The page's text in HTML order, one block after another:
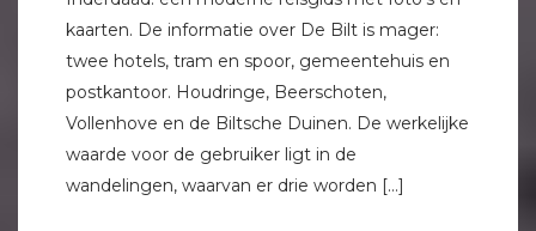
kaarten. De informatie over De Bilt is mager:
twee hotels, tram en spoor, gemeentehuis en
postkantoor. Houdringe, Beerschoten,
Vollenhove en de Biltsche Duinen. De werkelijke
waarde voor de gebruiker ligt in de
wandelingen, waarvan er drie worden […]